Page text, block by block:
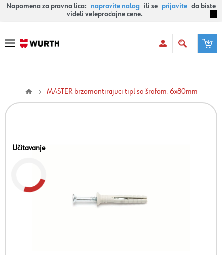
Napomena za pravna lica: napravite nalog ili se prijavite da biste
videli veleprodajne cene.
MASTER brzomontirajuci tipl sa šrafom, 6x80mm
Učitavanje